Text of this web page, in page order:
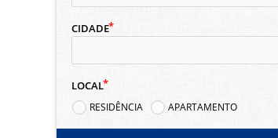
CIDADE
LOCAL
RESIDÊNCIA
APARTAMENTO